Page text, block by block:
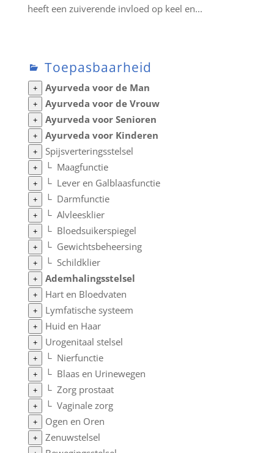
heeft een zuiverende invloed op keel en...
Toepasbaarheid
+ Ayurveda voor de Man
+ Ayurveda voor de Vrouw
+ Ayurveda voor Senioren
+ Ayurveda voor Kinderen
+ Spijsverteringsstelsel
+ └ Maagfunctie
+ └ Lever en Galblaasfunctie
+ └ Darmfunctie
+ └ Alvleesklier
+ └ Bloedsuikerspiegel
+ └ Gewichtsbeheersing
+ └ Schildklier
+ Ademhalingsstelsel
+ Hart en Bloedvaten
+ Lymfatische systeem
+ Huid en Haar
+ Urogenitaal stelsel
+ └ Nierfunctie
+ └ Blaas en Urinewegen
+ └ Zorg prostaat
+ └ Vaginale zorg
+ Ogen en Oren
+ Zenuwstelsel